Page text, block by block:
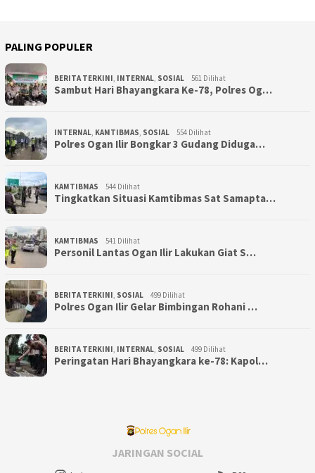
PALING POPULER
BERITA TERKINI, INTERNAL, SOSIAL 561 Dilihat
Sambut Hari Bhayangkara Ke-78, Polres Og…
INTERNAL, KAMTIBMAS, SOSIAL 554 Dilihat
Polres Ogan Ilir Bongkar 3 Gudang Diduga…
KAMTIBMAS 544 Dilihat
Tingkatkan Situasi Kamtibmas Sat Samapta…
KAMTIBMAS 541 Dilihat
Personil Lantas Ogan Ilir Lakukan Giat S…
BERITA TERKINI, SOSIAL 499 Dilihat
Polres Ogan Ilir Gelar Bimbingan Rohani …
BERITA TERKINI, INTERNAL, SOSIAL 499 Dilihat
Peringatan Hari Bhayangkara ke-78: Kapol…
JARINGAN SOCIAL